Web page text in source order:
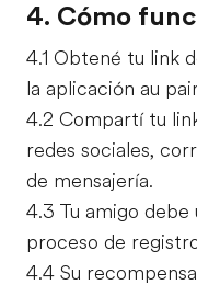
4. Cómo
4.1 Obtené tu link
la aplicación au
4.2 Compartí tu
redes sociales,
de mensajería.
4.3 Tu amigo debe
proceso de
4.4 Su